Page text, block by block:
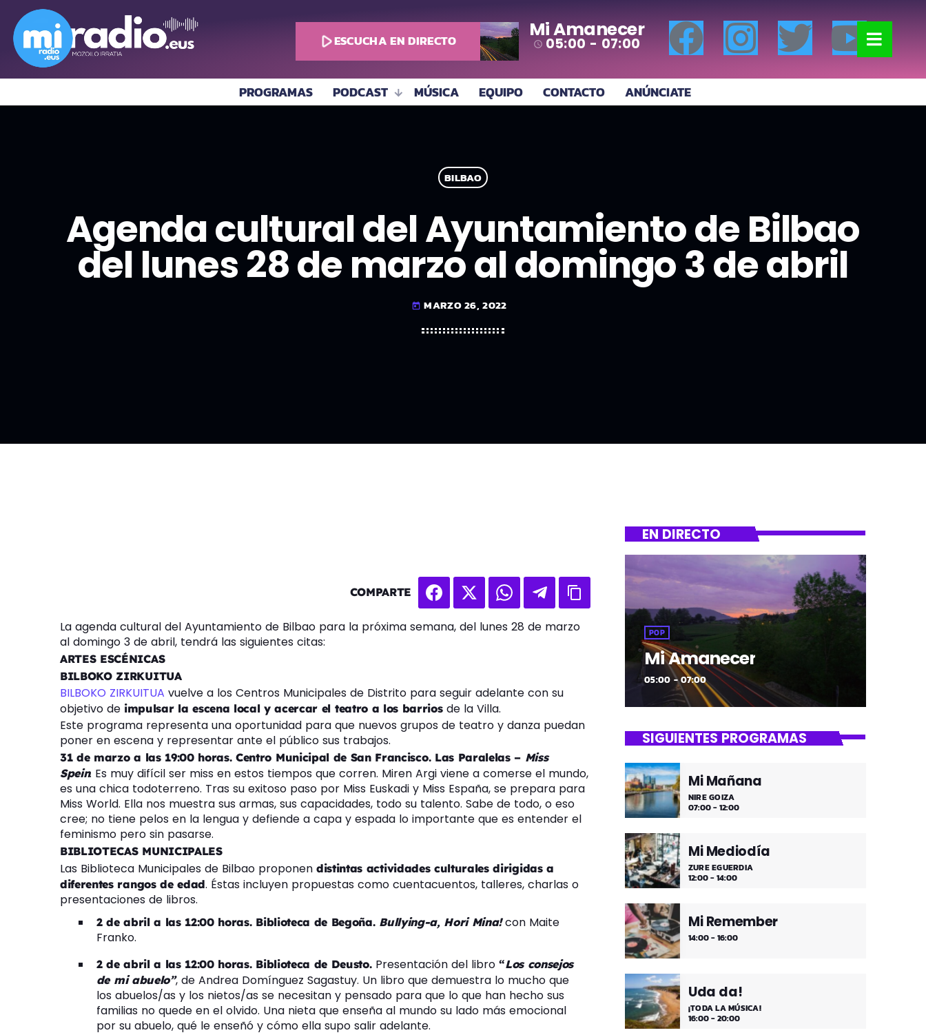
play_arrowESCUCHA EN DIRECTO Mi Amanecer
access_time 05:00 - 07:00
PROGRAMAS PODCAST MÚSICA EQUIPO CONTACTO ANÚNCIATE
BILBAO
Agenda cultural del Ayuntamiento de Bilbao
del lunes 28 de marzo al domingo 3 de abril
today MARZO 26, 2022
COMPARTE
La agenda cultural del Ayuntamiento de Bilbao para la próxima semana, del lunes 28 de marzo
al domingo 3 de abril, tendrá las siguientes citas:
ARTES ESCÉNICAS
BILBOKO ZIRKUITUA
BILBOKO ZIRKUITUA vuelve a los Centros Municipales de Distrito para seguir adelante con su
objetivo de impulsar la escena local y acercar el teatro a los barriosde la Villa.
Este programa representa una oportunidad para que nuevos grupos de teatro y danza puedan
poner en escena y representar ante el público sus trabajos.
31 de marzo a las 19:00 horas. Centro Municipal de San Francisco. Las Paralelas – Miss
Spein. Es muy difícil ser miss en estos tiempos que corren. Miren Argi viene a comerse el mundo,
es una chica todoterreno. Tras su exitoso paso por Miss Euskadi y Miss España, se prepara para
Miss World. Ella nos muestra sus armas, sus capacidades, todo su talento. Sabe de todo, o eso
cree; no tiene pelos en la lengua y defiende a capa y espada lo importante que es entender el
feminismo pero sin pasarse.
BIBLIOTECAS MUNICIPALES
Las Biblioteca Municipales de Bilbao proponen distintas actividades culturales dirigidas a
diferentes rangos de edad. Éstas incluyen propuestas como cuentacuentos, talleres, charlas o
presentaciones de libros.
2 de abril a las 12:00 horas. Biblioteca de Begoña. Bullying-a, Hori Mina!con Maite
Franko.
2 de abril a las 12:00 horas. Biblioteca de Deusto. Presentación del libro“Los consejos
de mi abuelo”, de Andrea Domínguez Sagastuy. Un libro que demuestra lo mucho que
los abuelos/as y los nietos/as se necesitan y pensado para que lo que han hecho sus
familias no quede en el olvido. Una nieta que enseña al mundo su lado más emocional
por su abuelo, qué le enseñó y cómo ella supo salir adelante.
EN DIRECTO
POP
Mi Amanecer
05:00 - 07:00
SIGUIENTES PROGRAMAS
Mi Mañana
NIRE GOIZA
07:00 - 12:00
Mi Mediodía
ZURE EGUERDIA
12:00 - 14:00
Mi Remember
14:00 - 16:00
Uda da!
¡TODA LA MÚSICA!
16:00 - 20:00